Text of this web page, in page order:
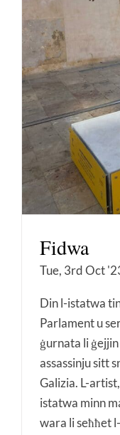
Fidwa
Tue, 3rd Oct
Din l-istatwa
Parlament u
ġurnata li
assassinju sitt
Galizia. L-
istatwa minn
wara li seħħet